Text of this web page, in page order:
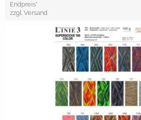
Endpreis*
zzgl. Versand